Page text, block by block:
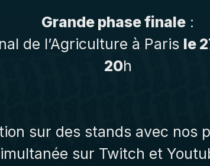
Grande phase finale :
de l’Agriculture à Paris le
20h
sur des stands avec nos
sur Twitch et